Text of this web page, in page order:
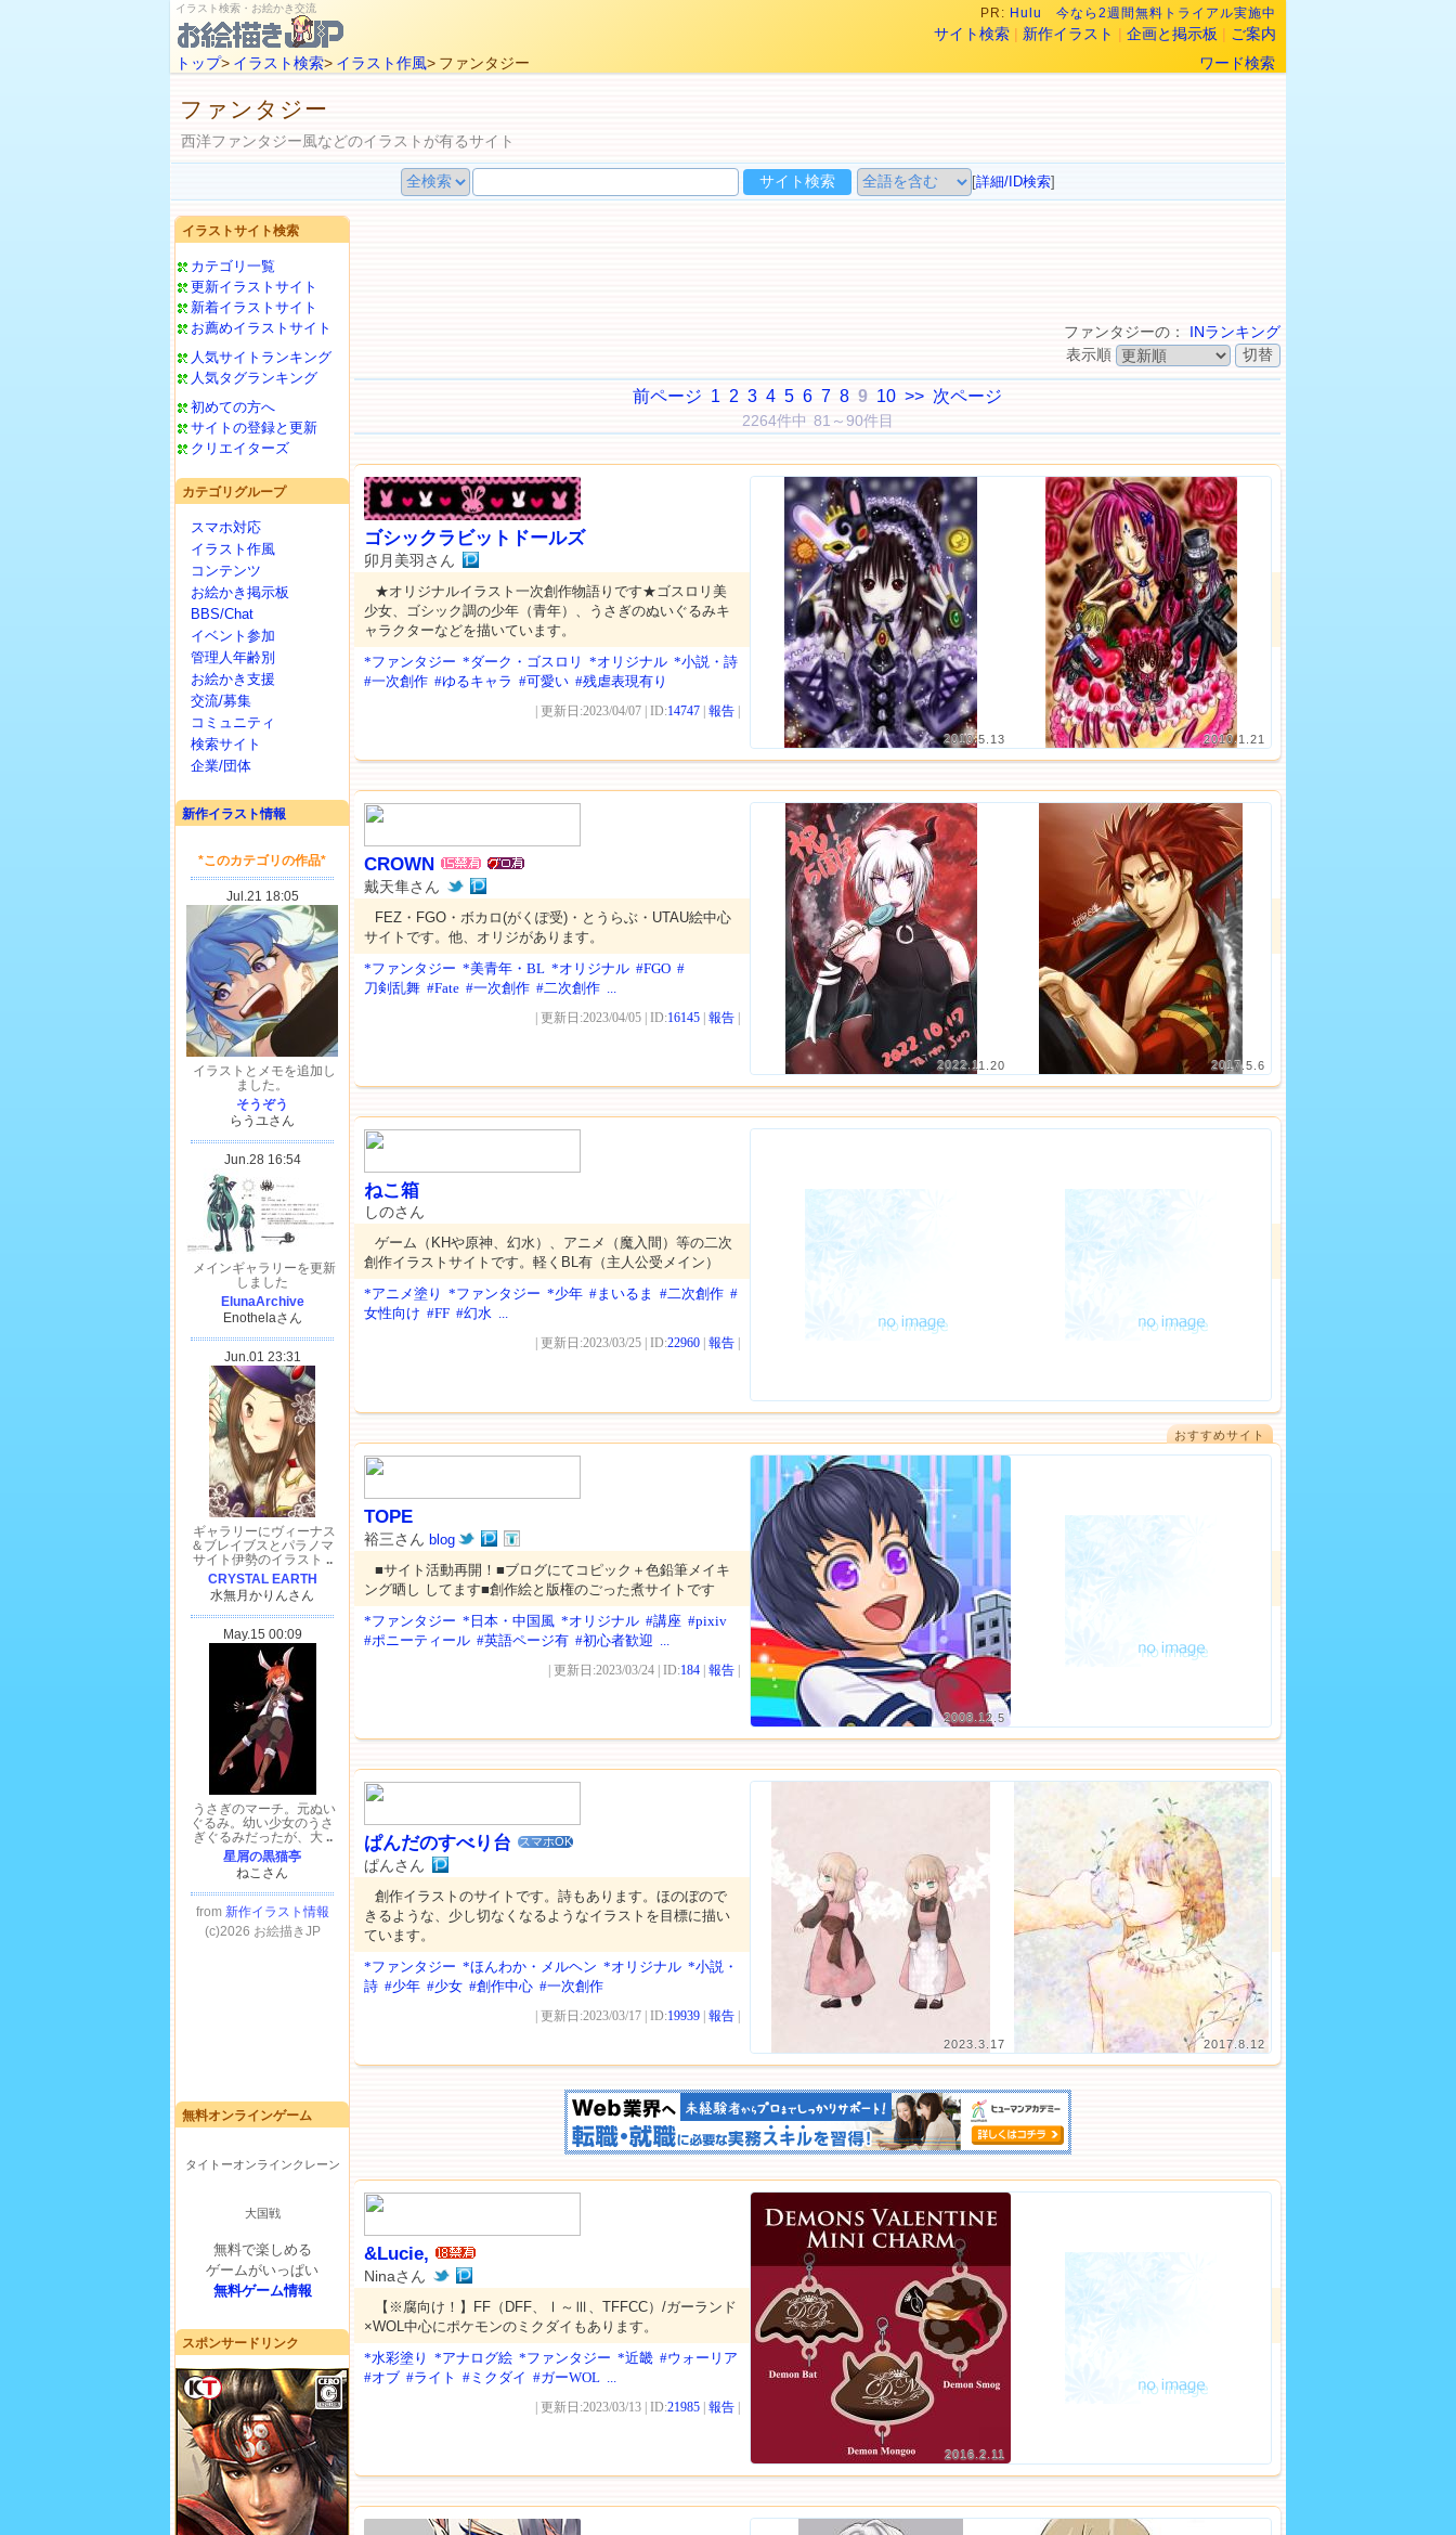
イラスト検索・お絵かき交流 PR: Hulu 今なら2週間無料トライアル実施中
サイト検索 | 新作イラスト | 企画と掲示板 | ご案内
トップ> イラスト検索> イラスト作風> ファンタジー ワード検索
ファンタジー
西洋ファンタジー風などのイラストが有るサイト
[詳細/ID検索]
イラストサイト検索
カテゴリ一覧
更新イラストサイト
新着イラストサイト
お薦めイラストサイト
人気サイトランキング
人気タグランキング
初めての方へ
サイトの登録と更新
クリエイターズ
カテゴリグループ
スマホ対応
イラスト作風
コンテンツ
お絵かき掲示板
BBS/Chat
イベント参加
管理人年齢別
お絵かき支援
交流/募集
コミュニティ
検索サイト
企業/団体
新作イラスト情報
無料オンラインゲーム
タイトーオンラインクレーン
大国戦
無料で楽しめる
ゲームがいっぱい
無料ゲーム情報
スポンサードリンク
ファンタジーの： INランキング
表示順
前ページ 1 2 3 4 5 6 7 8 9 10 >> 次ページ
2264件中 81～90件目
2010.5.13 2010.1.21
ゴシックラビットドールズ
卯月美羽さん
★オリジナルイラスト一次創作物語りです★ゴスロリ美
少女、ゴシック調の少年（青年）、うさぎのぬいぐるみキ
ャラクターなどを描いています。
*ファンタジー *ダーク・ゴスロリ *オリジナル *小説・詩
#一次創作 #ゆるキャラ #可愛い #残虐表現有り
| 更新日:2023/04/07 | ID:14747 報告
2022.11.20 2017.5.6
CROWN
戴天隼さん
FEZ・FGO・ボカロ(がくぽ受)・とうらぶ・UTAU絵中心
サイトです。他、オリジがあります。
*ファンタジー *美青年・BL *オリジナル #FGO #
刀剣乱舞 #Fate #一次創作 #二次創作 ...
| 更新日:2023/04/05 | ID:16145 報告
ねこ箱
しのさん
ゲーム（KHや原神、幻水）、アニメ（魔入間）等の二次
創作イラストサイトです。軽くBL有（主人公受メイン）
*アニメ塗り *ファンタジー *少年 #まいるま #二次創作 #
女性向け #FF #幻水 ...
| 更新日:2023/03/25 | ID:22960 報告
おすすめサイト
2008.12.5
TOPE
裕三さん blog
■サイト活動再開！■ブログにてコピック＋色鉛筆メイキ
ング晒し してます■創作絵と版権のごった煮サイトです
*ファンタジー *日本・中国風 *オリジナル #講座 #pixiv
#ポニーティール #英語ページ有 #初心者歓迎 ...
| 更新日:2023/03/24 | ID:184 報告
2023.3.17 2017.8.12
ぱんだのすべり台 スマホOK
ぱんさん
創作イラストのサイトです。詩もあります。ほのぼので
きるような、少し切なくなるようなイラストを目標に描い
ています。
*ファンタジー *ほんわか・メルヘン *オリジナル *小説・
詩 #少年 #少女 #創作中心 #一次創作
| 更新日:2023/03/17 | ID:19939 報告
2016.2.11
&Lucie,
Ninaさん
【※腐向け！】FF（DFF、Ⅰ～Ⅲ、TFFCC）/ガーランド
×WOL中心にポケモンのミクダイもあります。
*水彩塗り *アナログ絵 *ファンタジー *近畿 #ウォーリア
#オブ #ライト #ミクダイ #ガーWOL ...
| 更新日:2023/03/13 | ID:21985 報告